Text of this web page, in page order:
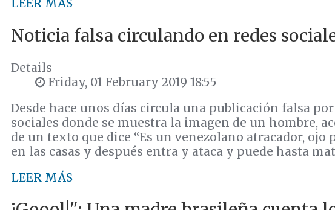
LEER MÁS
Noticia falsa circulando en redes
Details
Friday, 01 February 2019 18:55
Desde hace unos días circula una publicación falsa
sociales donde se muestra la imagen de un hombre,
de un texto que dice “Es un venezolano atracador, ojo
en las casas y después entra y ataca y puede hasta
LEER MÁS